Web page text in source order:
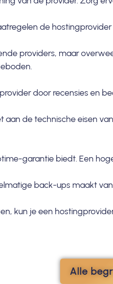
de
providers, maar
door recensies en
aan de technische eisen
garantie biedt. Een
back-ups maakt
kun je een
Alle